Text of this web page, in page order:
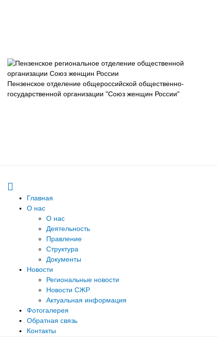
Пензенское отделение общероссийской общественно-
государственной организации "Союз женщин России"
Главная
О нас
О нас
Деятельность
Правление
Структура
Документы
Новости
Региональные новости
Новости СЖР
Актуальная информация
Фотогалерея
Обратная связь
Контакты